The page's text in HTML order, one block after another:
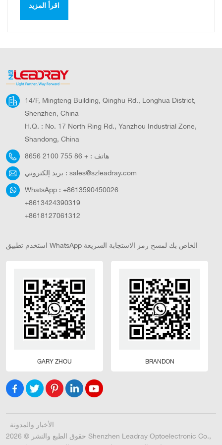
الشوارع، وغيرها من المجالات. لقد تطورت لتصبح مؤسسة رائدة
اقرأ المزيد
14/F, Mingteng Building, Qinghu Rd., Longhua District,
Shenzhen, China
H.Q. : No. 17 North Ring Rd., Yanzhou Industrial Zone,
Shandong, China
هاتف : + 86 755 2100 8656
بريد إلكتروني : sales@szleadray.com
WhatsApp : +8613590450026
+8613424390319
+8618127061312
استخدم تطبيق WhatsApp الخاص بك لمسح رمز الاستجابة السريعة
GARY ZHOU BRANDON
الأخبار والمدونة
حقوق الطبع والنشر © 2026 Shenzhen Leadray Optoelectronic Co.,